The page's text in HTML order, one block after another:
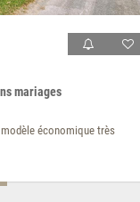
mariages
économique très